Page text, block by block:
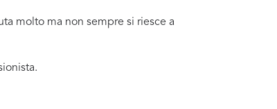
molto ma non sempre si riesce a